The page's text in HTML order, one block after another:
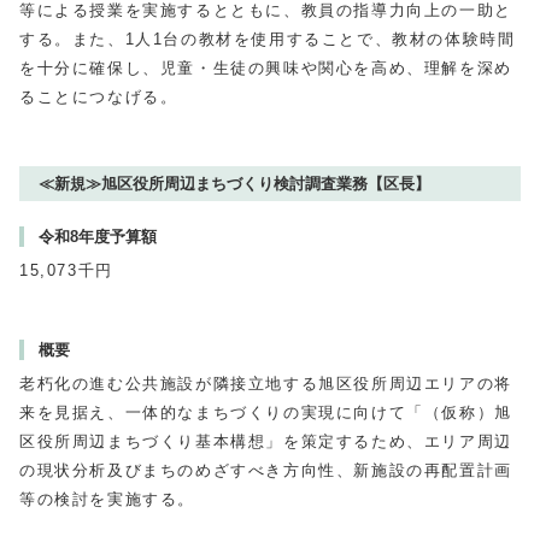
等による授業を実施するとともに、教員の指導力向上の一助と
する。また、1人1台の教材を使用することで、教材の体験時間
を十分に確保し、児童・生徒の興味や関心を高め、理解を深め
ることにつなげる。
≪新規≫旭区役所周辺まちづくり検討調査業務【区長】
令和8年度予算額
15,073千円
概要
老朽化の進む公共施設が隣接立地する旭区役所周辺エリアの将
来を見据え、一体的なまちづくりの実現に向けて「（仮称）旭
区役所周辺まちづくり基本構想」を策定するため、エリア周辺
の現状分析及びまちのめざすべき方向性、新施設の再配置計画
等の検討を実施する。